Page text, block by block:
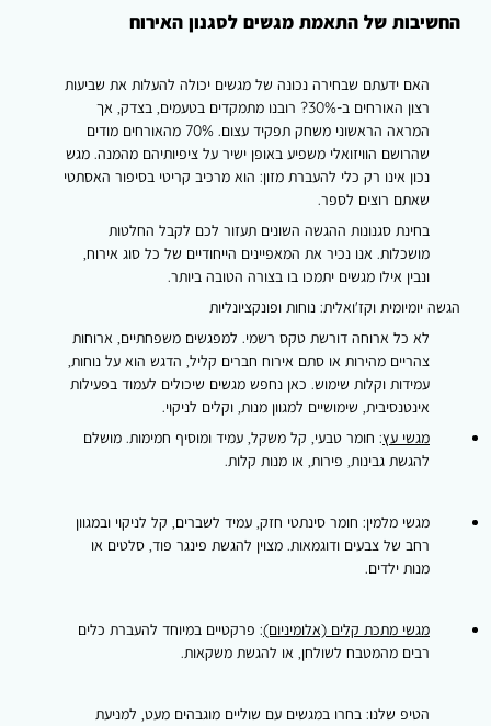
החשיבות של התאמת מגשים לסגנון האירוח
האם ידעתם שבחירה נכונה של מגשים יכולה להעלות את שביעות
רצון האורחים ב-30%? רובנו מתמקדים בטעמים, בצדק, אך
המראה הראשוני משחק תפקיד עצום. 70% מהאורחים מודים
שהרושם הוויזואלי משפיע באופן ישיר על ציפיותיהם מהמנה. מגש
נכון אינו רק כלי להעברת מזון: הוא מרכיב קריטי בסיפור האסתטי
שאתם רוצים לספר.
בחינת סגנונות ההגשה השונים תעזור לכם לקבל החלטות
מושכלות. אנו נכיר את המאפיינים הייחודיים של כל סוג אירוח,
ונבין אילו מגשים יתמכו בו בצורה הטובה ביותר.
הגשה יומיומית וקז'ואלית: נוחות ופונקציונליות
לא כל ארוחה דורשת טקס רשמי. למפגשים משפחתיים, ארוחות
צהריים מהירות או סתם אירוח חברים קליל, הדגש הוא על נוחות,
עמידות וקלות שימוש. כאן נחפש מגשים שיכולים לעמוד בפעילות
אינטנסיבית, שימושיים למגוון מנות, וקלים לניקוי.
מגשי עץ: חומר טבעי, קל משקל, עמיד ומוסיף חמימות. מושלם
להגשת גבינות, פירות, או מנות קלות.
מגשי מלמין: חומר סינתטי חזק, עמיד לשברים, קל לניקוי ובמגוון
רחב של צבעים ודוגמאות. מצוין להגשת פינגר פוד, סלטים או
מנות ילדים.
מגשי מתכת קלים (אלומיניום): פרקטיים במיוחד להעברת כלים
רבים מהמטבח לשולחן, או להגשת משקאות.
הטיפ שלנו: בחרו במגשים עם שוליים מוגבהים מעט, למניעת